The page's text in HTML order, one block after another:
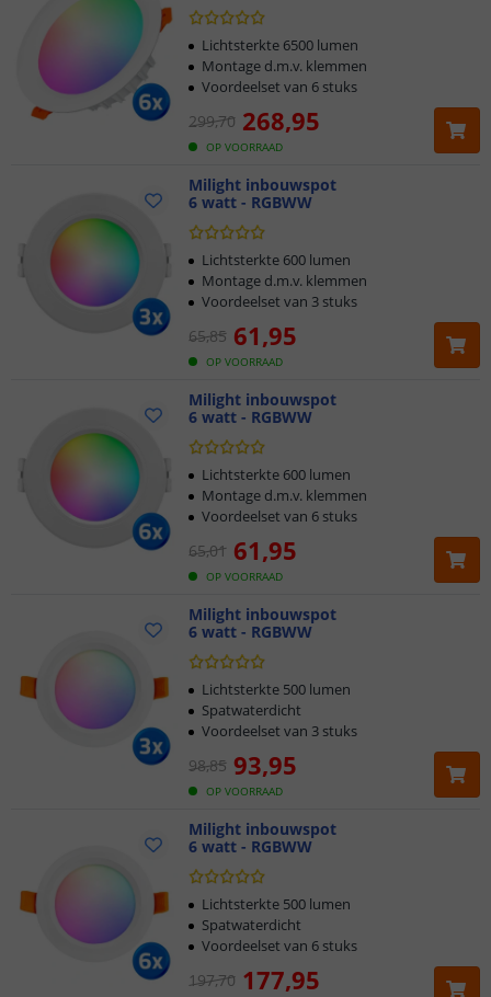
OP VOORRAAD
299,70 268,95
Lichtsterkte 6500 lumen
Montage d.m.v. klemmen
Voordeelset van 6 stuks
Milight inbouwspot
6 watt - RGBWW
OP VOORRAAD
65,85 61,95
Lichtsterkte 600 lumen
Montage d.m.v. klemmen
Voordeelset van 3 stuks
Milight inbouwspot
6 watt - RGBWW
OP VOORRAAD
65,01 61,95
Lichtsterkte 600 lumen
Montage d.m.v. klemmen
Voordeelset van 6 stuks
Milight inbouwspot
6 watt - RGBWW
OP VOORRAAD
98,85 93,95
Lichtsterkte 500 lumen
Spatwaterdicht
Voordeelset van 3 stuks
Milight inbouwspot
6 watt - RGBWW
197,70 177,95
Lichtsterkte 500 lumen
Spatwaterdicht
Voordeelset van 6 stuks